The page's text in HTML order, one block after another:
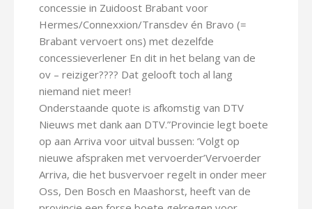
concessie in Zuidoost Brabant voor
Hermes/Connexxion/Transdev én Bravo (=
Brabant vervoert ons) met dezelfde
concessieverlener En dit in het belang van de
ov – reiziger???? Dat gelooft toch al lang
niemand niet meer!
Onderstaande quote is afkomstig van DTV
Nieuws met dank aan DTV.”Provincie legt boete
op aan Arriva voor uitval bussen: ‘Volgt op
nieuwe afspraken met vervoerder’Vervoerder
Arriva, die het busvervoer regelt in onder meer
Oss, Den Bosch en Maashorst, heeft van de